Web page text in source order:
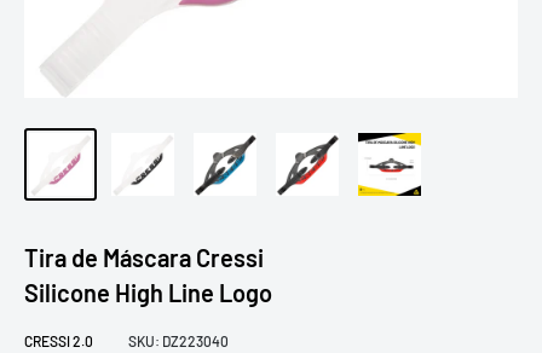
Tira de Máscara Cressi
Silicone High Line Logo
CRESSI 2.0 SKU: DZ223040